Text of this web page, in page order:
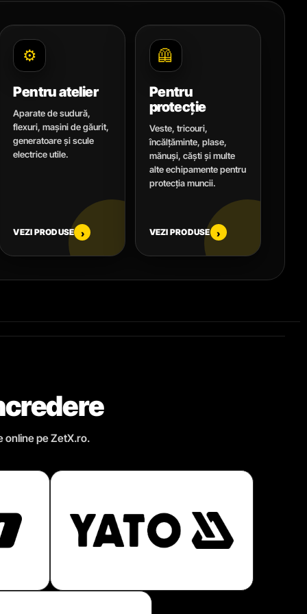
⚙️
Pentru atelier
Aparate de sudură,
flexuri, mașini de găurit,
generatoare și scule
electrice utile.
VEZI PRODUSE ›
🦺
Pentru
protecție
Veste, tricouri,
încălțăminte, plase,
mănuși, căști și multe
alte echipamente pentru
protecția muncii.
VEZI PRODUSE ›
online pe ZetX.ro.